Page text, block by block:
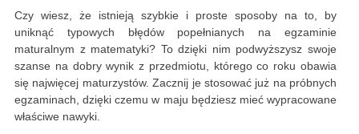
Czy wiesz, że istnieją szybkie i proste sposoby na to, by
uniknąć typowych błędów popełnianych na egzaminie
maturalnym z matematyki? To dzięki nim podwyższysz swoje
szanse na dobry wynik z przedmiotu, którego co roku obawia
się najwięcej maturzystów. Zacznij je stosować już na próbnych
egzaminach, dzięki czemu w maju będziesz mieć wypracowane
właściwe nawyki.